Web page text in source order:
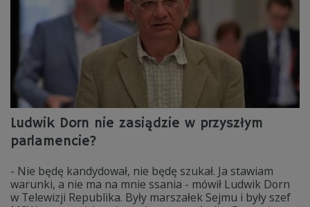
Ludwik Dorn nie zasiądzie w przyszłym
parlamencie?
- Nie będę kandydował, nie będę szukał. Ja stawiam
warunki, a nie ma na mnie ssania - mówił Ludwik Dorn
w Telewizji Republika. Były marszałek Sejmu i były szef